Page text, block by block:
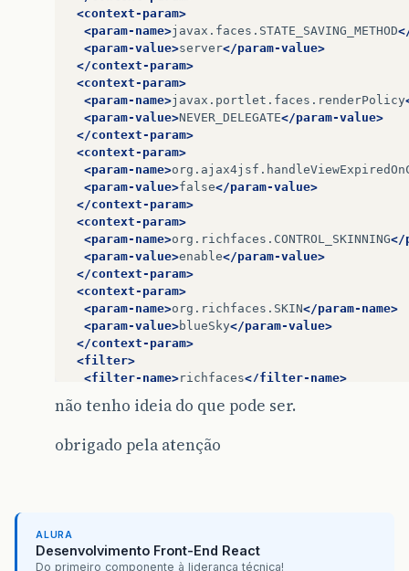
<context-param>
<param-name>javax.faces.STATE_SAVING_METHOD
<param-value>server</param-value>
</context-param>
<context-param>
<param-name>javax.portlet.faces.renderPolicy
<param-value>NEVER_DELEGATE</param-value>
</context-param>
<context-param>
<param-name>
<param-value>false</param-value>
</context-param>
<context-param>
<param-name>org.richfaces.CONTROL_SKINNING</
<param-value>enable</param-value>
</context-param>
<context-param>
<param-name>org.richfaces.SKIN</param-name>
<param-value>blueSky</param-value>
</context-param>
<filter>
<filter-name>richfaces</filter-name>
<filter-class>
org.ajax4jsf.Filter
<init-param>
<param-value>false
</filter>
não tenho ideia do que pode ser.
obrigado pela atenção
ALURA
Desenvolvimento Front-End React
Do primeiro componente à liderança técnica!